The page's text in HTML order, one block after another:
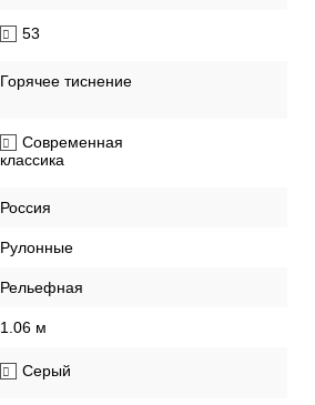
53
Горячее тиснение
Современная
классика
Россия
Рулонные
Рельефная
1.06 м
Серый